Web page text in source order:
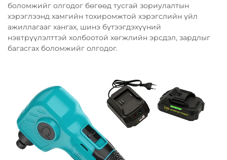
боломжийг олгодог бөгөөд тусгай зориулалтын
хэрэглээнд хамгийн тохиромжтой хэрэгслийн үйл
ажиллагааг хангах, шинэ бүтээгдэхүүний
нэвтрүүлэлттэй холбоотой хөгжлийн эрсдэл, зардлыг
багасгах боломжийг олгодог.